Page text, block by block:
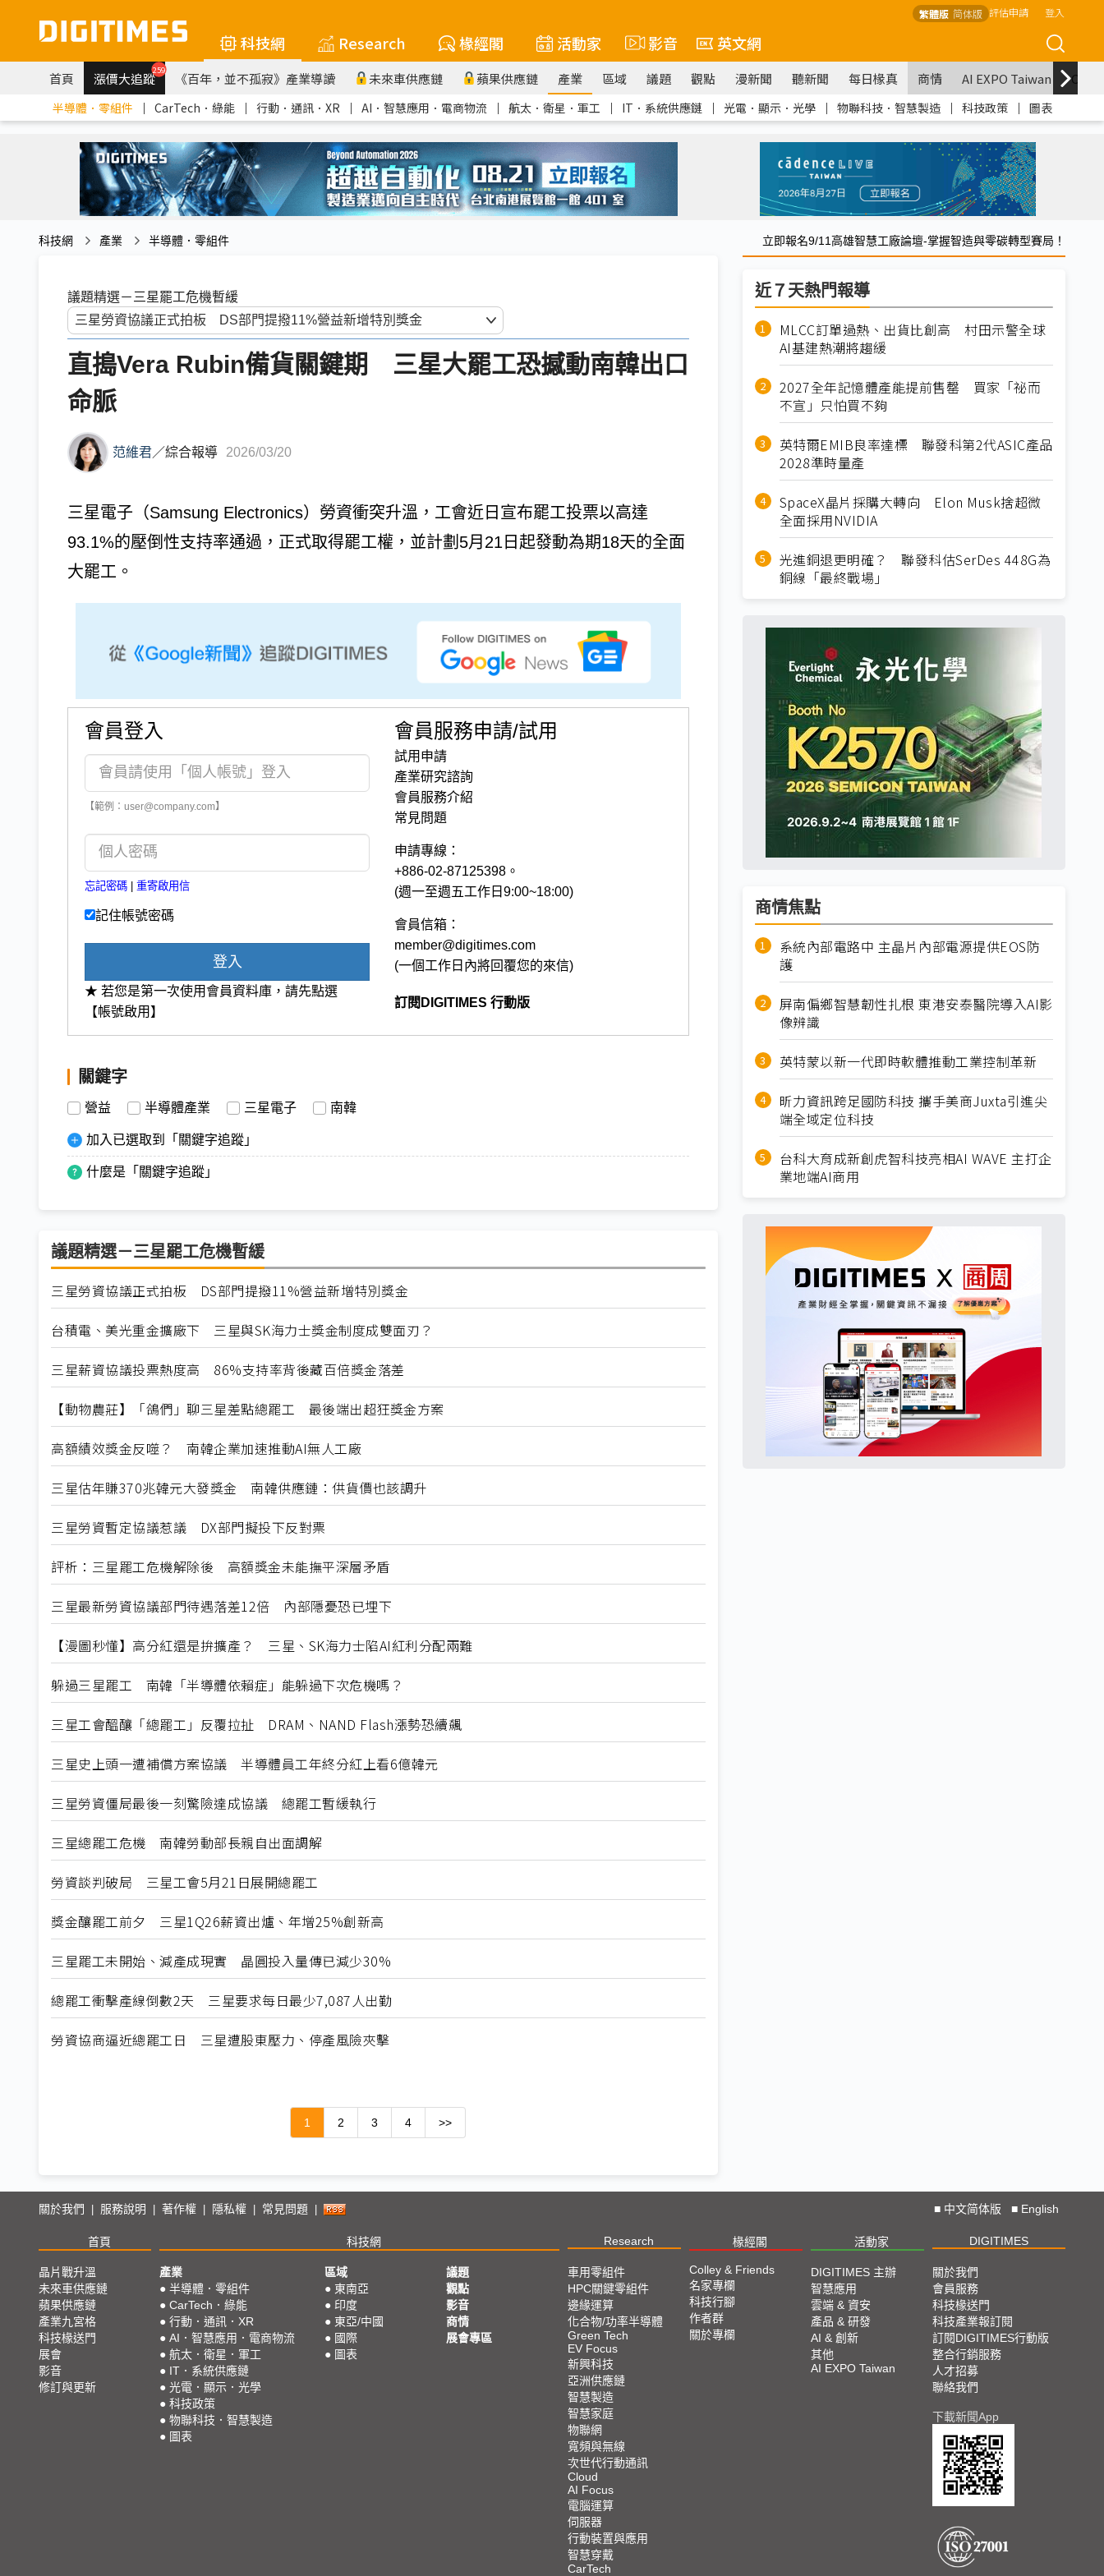
繁體版 简体版 評估申請 登入
科技網 Research 椽經閣 活動家 影音 英文網
首頁 漲價大追蹤259 《百年，並不孤寂》產業導讀 未來車供應鏈 蘋果供應鏈 產業 區域 議題 觀點 漫新聞 聽新聞 每日椽真 商情 AI EXPO Taiwan
半導體．零組件 ｜ CarTech．綠能 ｜ 行動．通訊．XR ｜ AI．智慧應用．電商物流 ｜ 航太．衛星．軍工 ｜ IT．系統供應鏈 ｜ 光電．顯示．光學 ｜ 物聯科技．智慧製造 ｜ 科技政策 ｜ 圖表
科技網 產業 半導體．零組件 立即報名9/11高雄智慧工廠論壇-掌握智造與零碳轉型賽局！
議題精選－三星罷工危機暫緩
直搗Vera Rubin備貨關鍵期 三星大罷工恐撼動南韓出口
命脈
范維君／綜合報導 2026/03/20
三星電子（Samsung Electronics）勞資衝突升溫，工會近日宣布罷工投票以高達
93.1%的壓倒性支持率通過，正式取得罷工權，並計劃5月21日起發動為期18天的全面
大罷工。
會員登入
【範例：user@company.com】
忘記密碼 重寄啟用信
記住帳號密碼
登入
★ 若您是第一次使用會員資料庫，請先點選
【帳號啟用】
會員服務申請/試用
試用申請
產業研究諮詢
會員服務介紹
常見問題
申請專線：
+886-02-87125398。
(週一至週五工作日9:00~18:00)
會員信箱：
member@digitimes.com
(一個工作日內將回覆您的來信)
訂閱DIGITIMES 行動版
關鍵字
營益 半導體產業 三星電子 南韓
加入已選取到「關鍵字追蹤」
什麼是「關鍵字追蹤」
議題精選－三星罷工危機暫緩
三星勞資協議正式拍板 DS部門提撥11%營益新增特別獎金
台積電、美光重金擴廠下 三星與SK海力士獎金制度成雙面刃？
三星薪資協議投票熱度高 86%支持率背後藏百倍獎金落差
【動物農莊】「鴿們」聊三星差點總罷工 最後端出超狂獎金方案
高額績效獎金反噬？ 南韓企業加速推動AI無人工廠
三星估年賺370兆韓元大發獎金 南韓供應鏈：供貨價也該調升
三星勞資暫定協議惹議 DX部門擬投下反對票
評析：三星罷工危機解除後 高額獎金未能撫平深層矛盾
三星最新勞資協議部門待遇落差12倍 內部隱憂恐已埋下
【漫圖秒懂】高分紅還是拚擴產？ 三星、SK海力士陷AI紅利分配兩難
躲過三星罷工 南韓「半導體依賴症」能躲過下次危機嗎？
三星工會醞釀「總罷工」反覆拉扯 DRAM、NAND Flash漲勢恐續飆
三星史上頭一遭補償方案協議 半導體員工年終分紅上看6億韓元
三星勞資僵局最後一刻驚險達成協議 總罷工暫緩執行
三星總罷工危機 南韓勞動部長親自出面調解
勞資談判破局 三星工會5月21日展開總罷工
獎金釀罷工前夕 三星1Q26薪資出爐、年增25%創新高
三星罷工未開始、減產成現實 晶圓投入量傳已減少30%
總罷工衝擊產線倒數2天 三星要求每日最少7,087人出勤
勞資協商逼近總罷工日 三星遭股東壓力、停產風險夾擊
1 2 3 4 >>
近７天熱門報導
MLCC訂單過熱、出貨比創高 村田示警全球
AI基建熱潮將趨緩
2027全年記憶體產能提前售罄 買家「祕而
不宣」只怕買不夠
英特爾EMIB良率達標 聯發科第2代ASIC產品
2028準時量產
SpaceX晶片採購大轉向 Elon Musk捨超微
全面採用NVIDIA
光進銅退更明確？ 聯發科估SerDes 448G為
銅線「最終戰場」
商情焦點
系統內部電路中 主晶片內部電源提供EOS防
護
屏南偏鄉智慧韌性扎根 東港安泰醫院導入AI影
像辨識
英特蒙以新一代即時軟體推動工業控制革新
昕力資訊跨足國防科技 攜手美商Juxta引進尖
端全域定位科技
台科大育成新創虎智科技亮相AI WAVE 主打企
業地端AI商用
關於我們 服務說明 著作權 隱私權 常見問題 ■ 中文简体版 ■ English
首頁 科技網 Research 椽經閣 活動家 DIGITIMES
晶片戰升溫
未來車供應鏈
蘋果供應鏈
產業九宮格
科技椽送門
展會
影音
修訂與更新
產業
● 半導體．零組件
● CarTech．綠能
● 行動．通訊．XR
● AI．智慧應用．電商物流
● 航太．衛星．軍工
● IT．系統供應鏈
● 光電．顯示．光學
● 科技政策
● 物聯科技．智慧製造
● 圖表
區域
● 東南亞
● 印度
● 東亞/中國
● 國際
● 圖表
議題
觀點
影音
商情
展會專區
車用零組件
HPC關鍵零組件
邊緣運算
化合物/功率半導體
Green Tech
EV Focus
新興科技
亞洲供應鏈
智慧製造
智慧家庭
物聯網
寬頻與無線
次世代行動通訊
Cloud
AI Focus
電腦運算
伺服器
行動裝置與應用
智慧穿戴
CarTech
Colley & Friends
名家專欄
科技行腳
作者群
關於專欄
DIGITIMES 主辦
智慧應用
雲端 & 資安
產品 & 研發
AI & 創新
其他
AI EXPO Taiwan
關於我們
會員服務
科技椽送門
科技產業報訂閱
訂閱DIGITIMES行動版
整合行銷服務
人才招募
聯絡我們
下載新聞App